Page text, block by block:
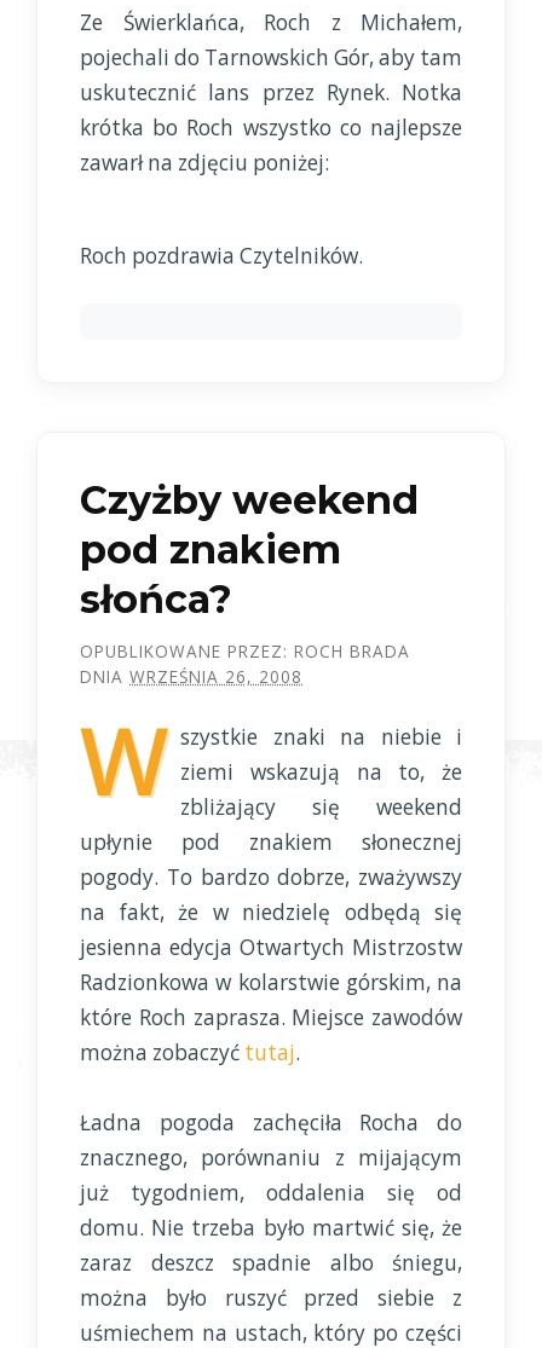
Ze Świerklańca, Roch z Michałem,
pojechali do Tarnowskich Gór, aby tam
uskutecznić lans przez Rynek. Notka
krótka bo Roch wszystko co najlepsze
zawarł na zdjęciu poniżej:
Roch pozdrawia Czytelników.
Czyżby weekend
pod znakiem
słońca?
OPUBLIKOWANE PRZEZ: ROCH BRADA
DNIA WRZEŚNIA 26, 2008
W szystkie znaki na niebie i
ziemi wskazują na to, że
zbliżający się weekend
upłynie pod znakiem słonecznej
pogody. To bardzo dobrze, zważywszy
na fakt, że w niedzielę odbędą się
jesienna edycja Otwartych Mistrzostw
Radzionkowa w kolarstwie górskim, na
które Roch zaprasza. Miejsce zawodów
można zobaczyć tutaj.
Ładna pogoda zachęciła Rocha do
znacznego, porównaniu z mijającym
już tygodniem, oddalenia się od
domu. Nie trzeba było martwić się, że
zaraz deszcz spadnie albo śniegu,
można było ruszyć przed siebie z
uśmiechem na ustach, który po części